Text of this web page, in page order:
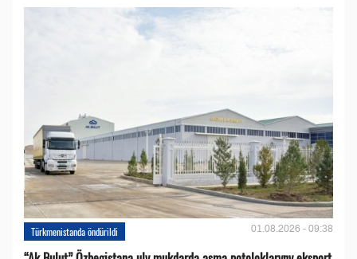
Türkmenistanda öndürildi 01.08.2026 - 09:38